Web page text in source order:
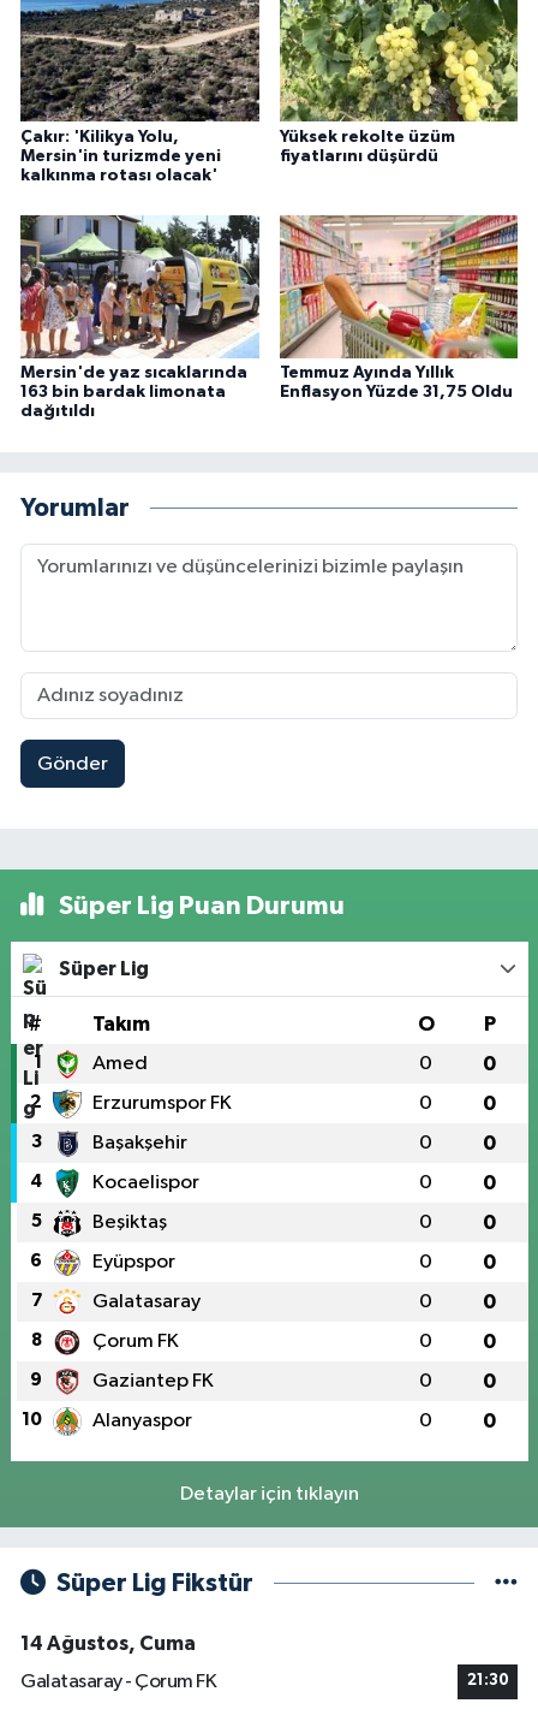
Çakır: 'Kilikya Yolu,
Mersin'in turizmde yeni
kalkınma rotası olacak'
Yüksek rekolte üzüm
fiyatlarını düşürdü
Mersin'de yaz sıcaklarında
163 bin bardak limonata
dağıtıldı
Temmuz Ayında Yıllık
Enflasyon Yüzde 31,75 Oldu
Yorumlar
Gönder
Süper Lig Puan Durumu
Süper Lig
# Takım O P
1 Amed 0 0
2 Erzurumspor FK 0 0
3 Başakşehir 0 0
4 Kocaelispor 0 0
5 Beşiktaş 0 0
6 Eyüpspor 0 0
7 Galatasaray 0 0
8 Çorum FK 0 0
9 Gaziantep FK 0 0
10 Alanyaspor 0 0
Detaylar için tıklayın
Süper Lig Fikstür
14 Ağustos, Cuma
Galatasaray - Çorum FK
21:30